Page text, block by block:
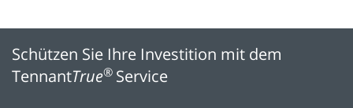
Schützen Sie Ihre Investition mit dem
TennantTrue® Service